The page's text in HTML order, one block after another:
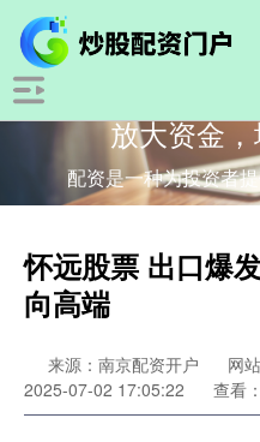
放大资金
配资是一种为投资者
怀远股票 出口爆
向高端
来源：南京配资开户 网
2025-07-02 17:05:22
查看